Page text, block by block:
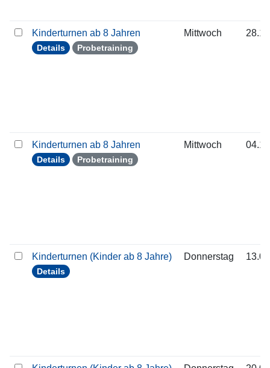
Kinderturnen ab 8 Jahren
Details Probetraining
Mittwoch
Kinderturnen ab 8 Jahren
Details Probetraining
Mittwoch
Kinderturnen (Kinder ab 8 Jahre)
Details
Donnerstag